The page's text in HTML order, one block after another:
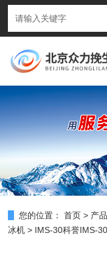
您的位置： 首页 > 产
冰机 > IMS-30科誉IMS-